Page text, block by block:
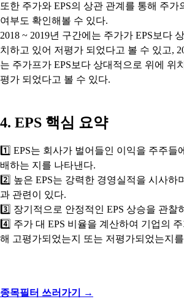
또한 주가와 EPS의 상관 관계를 통해 주가
여부도 확인해볼 수 있다.
2018 ~ 2019년 구간에는 주가가 EPS보다
치하고 있어 저평가 되었다고 볼 수 있고,
는 주가프가 EPS보다 상대적으로 위에 위
평가 되었다고 볼 수 있다.
4. EPS 핵심 요약
1️⃣ EPS는 회사가 벌어들인 이익을 주주들
배하는 지를 나타낸다.
2️⃣ 높은 EPS는 강력한 경영실적을 시사하
과 관련이 있다.
3️⃣ 장기적으로 안정적인 EPS 상승을 관찰
4️⃣ 주가 대 EPS 비율을 계산하여 기업의 주
해 고평가되었는지 또는 저평가되었는지
종목필터 쓰러가기 →